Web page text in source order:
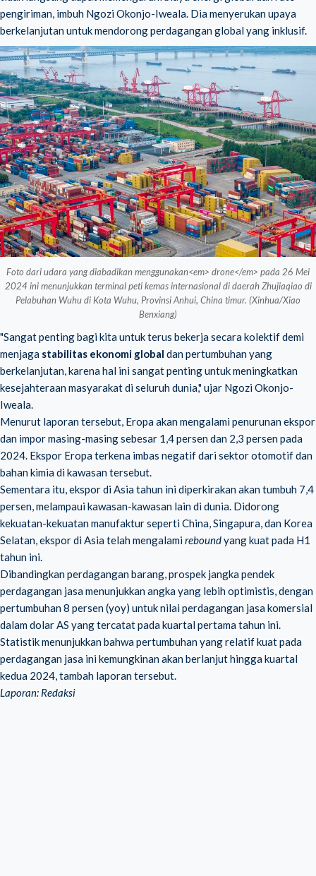
pengiriman, imbuh Ngozi Okonjo-Iweala. Dia menyerukan upaya
berkelanjutan untuk mendorong perdagangan global yang inklusif.
Foto dari udara yang diabadikan menggunakan<em> drone</em> pada 26 Mei
2024 ini menunjukkan terminal peti kemas internasional di daerah Zhujiaqiao di
Pelabuhan Wuhu di Kota Wuhu, Provinsi Anhui, China timur. (Xinhua/Xiao
Benxiang)
"Sangat penting bagi kita untuk terus bekerja secara kolektif demi
menjaga stabilitas ekonomi global dan pertumbuhan yang
berkelanjutan, karena hal ini sangat penting untuk meningkatkan
kesejahteraan masyarakat di seluruh dunia," ujar Ngozi Okonjo-
Iweala.
Menurut laporan tersebut, Eropa akan mengalami penurunan ekspor
dan impor masing-masing sebesar 1,4 persen dan 2,3 persen pada
2024. Ekspor Eropa terkena imbas negatif dari sektor otomotif dan
bahan kimia di kawasan tersebut.
Sementara itu, ekspor di Asia tahun ini diperkirakan akan tumbuh 7,4
persen, melampaui kawasan-kawasan lain di dunia. Didorong
kekuatan-kekuatan manufaktur seperti China, Singapura, dan Korea
Selatan, ekspor di Asia telah mengalamireboundyang kuat pada H1
tahun ini.
Dibandingkan perdagangan barang, prospek jangka pendek
perdagangan jasa menunjukkan angka yang lebih optimistis, dengan
pertumbuhan 8 persen (yoy) untuk nilai perdagangan jasa komersial
dalam dolar AS yang tercatat pada kuartal pertama tahun ini.
Statistik menunjukkan bahwa pertumbuhan yang relatif kuat pada
perdagangan jasa ini kemungkinan akan berlanjut hingga kuartal
kedua 2024, tambah laporan tersebut.
Laporan: Redaksi